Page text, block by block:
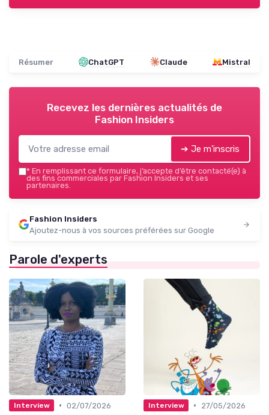
Résumer ChatGPT Claude Mistral
Recevez les dernières actualités de
Fashion Insiders
➔ Je m'inscris
* En remplissant ce formulaire, j’accepte d’être contacté(e) à
des fins commerciales par Fashion Insiders et ses
partenaires.
Fashion Insiders
Ajoutez-nous à vos sources préférées sur Google
Parole d'experts
Interview • 02/07/2026
Interview •
27/05/2026